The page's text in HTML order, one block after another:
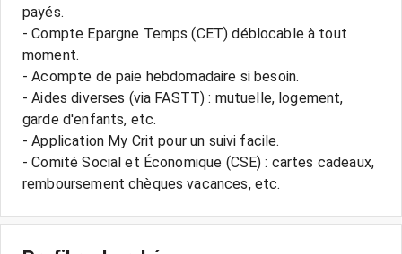
payés.
- Compte Epargne Temps (CET) déblocable à tout
moment.
- Acompte de paie hebdomadaire si besoin.
- Aides diverses (via FASTT) : mutuelle, logement,
garde d'enfants, etc.
- Application My Crit pour un suivi facile.
- Comité Social et Économique (CSE) : cartes cadeaux,